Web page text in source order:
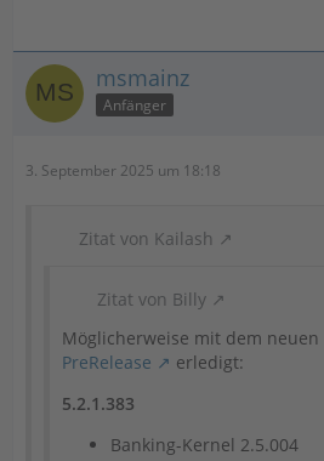
msmainz
Anfänger
3. September 2025 um 18:18
Zitat von Kailash
Zitat von Billy
Möglicherweise mit dem neuen
PreRelease
erledigt:
5.2.1.383
Banking-Kernel 2.5.004